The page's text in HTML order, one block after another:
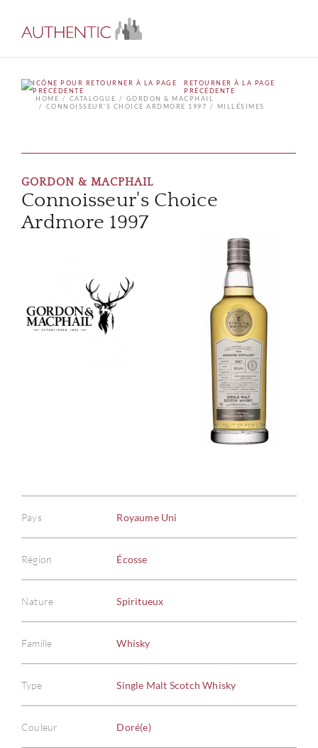
RETOURNER À LA PAGE
PRÉCÉDENTE
HOME
CATALOGUE
GORDON & MACPHAIL
CONNOISSEUR'S CHOICE ARDMORE 1997
MILLÉSIMES
GORDON & MACPHAIL
Connoisseur's Choice
Ardmore 1997
Pays Royaume Uni
Région Écosse
Nature Spiritueux
Famille Whisky
Type Single Malt Scotch Whisky
Couleur Doré(e)